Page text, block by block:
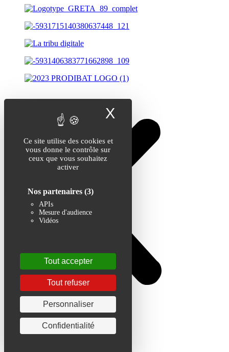
Ce site utilise des cookies et
vous donne le contrôle sur
ceux que vous souhaitez
activer
Nos partenaires (3)
APIs
Mesure d'audience
Vidéos
Tout accepter
Tout refuser
Personnaliser
Confidentialité
X